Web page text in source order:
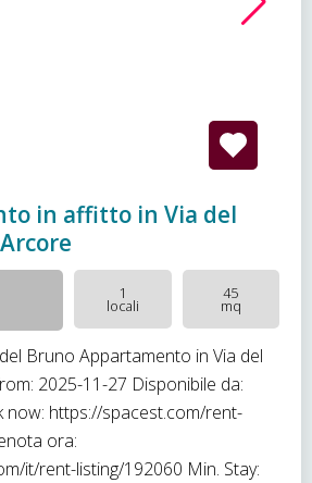
in affitto in Via del
1
locali
45
mq
Bruno Appartamento in Via del
2025-11-27 Disponibile da:
now: https://spacest.com/rent-
ora:
it/rent-listing/192060 Min. Stay: